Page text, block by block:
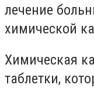
лечение
химической
Химическая
таблетки,